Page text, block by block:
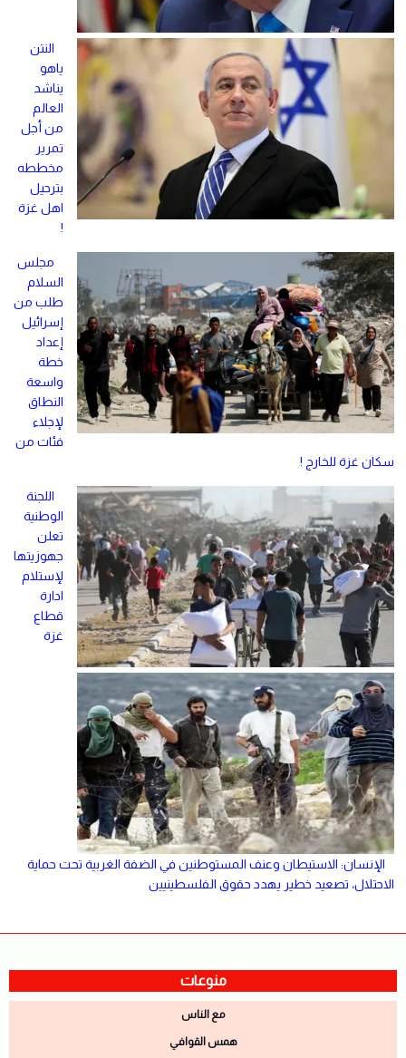
النتن
ياهو
يناشد
العالم
من أجل
تمرير
مخططه
بترحيل
اهل غزة
!
مجلس
السلام
طلب من
إسرائيل
إعداد
خطة
واسعة
النطاق
لإجلاء
فئات من
سكان غزة للخارج !
اللجنة
الوطنية
تعلن
جهوزيتها
لإستلام
ادارة
قطاع
غزة
الإنسان: الاستيطان وعنف المستوطنين في الضفة الغربية تحت حماية
الاحتلال، تصعيد خطير يهدد حقوق الفلسطينيين
منوعات
مع الناس
همس القوافي